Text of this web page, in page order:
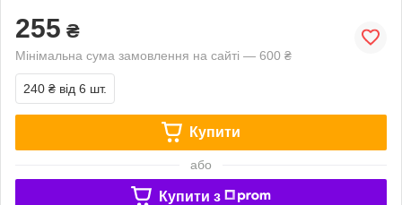
255 ₴
Мінімальна сума замовлення на сайті — 600 ₴
240 ₴ від 6 шт.
Купити
або
Купити з